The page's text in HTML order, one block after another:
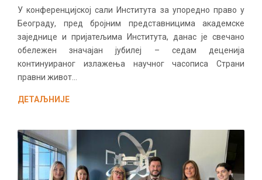
У конференцијској сали Института за упоредно право у
Београду, пред бројним представницима академске
заједнице и пријатељима Института, данас је свечано
обележен значајан јубилеј – седам деценија
континуираног излажења научног часописа Страни
правни живот...
ДЕТАЉНИЈЕ